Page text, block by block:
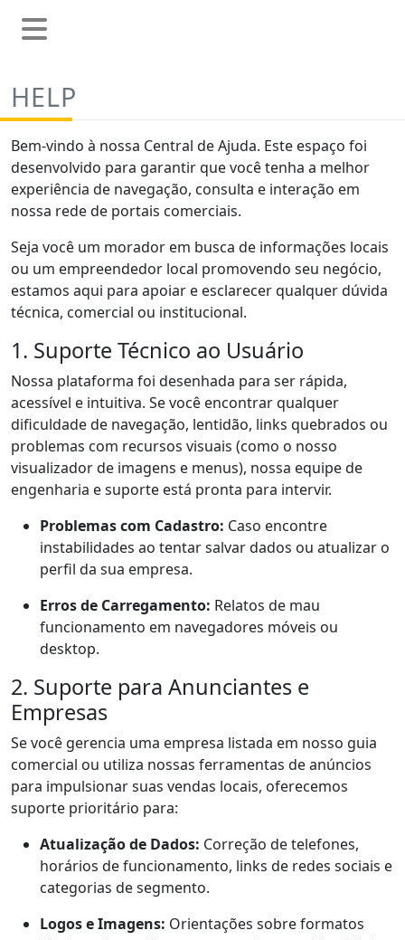
HELP
Bem-vindo à nossa Central de Ajuda. Este espaço foi
desenvolvido para garantir que você tenha a melhor
experiência de navegação, consulta e interação em
nossa rede de portais comerciais.
Seja você um morador em busca de informações locais
ou um empreendedor local promovendo seu negócio,
estamos aqui para apoiar e esclarecer qualquer dúvida
técnica, comercial ou institucional.
1. Suporte Técnico ao Usuário
Nossa plataforma foi desenhada para ser rápida,
acessível e intuitiva. Se você encontrar qualquer
dificuldade de navegação, lentidão, links quebrados ou
problemas com recursos visuais (como o nosso
visualizador de imagens e menus), nossa equipe de
engenharia e suporte está pronta para intervir.
Problemas com Cadastro: Caso encontre
instabilidades ao tentar salvar dados ou atualizar o
perfil da sua empresa.
Erros de Carregamento: Relatos de mau
funcionamento em navegadores móveis ou
desktop.
2. Suporte para Anunciantes e
Empresas
Se você gerencia uma empresa listada em nosso guia
comercial ou utiliza nossas ferramentas de anúncios
para impulsionar suas vendas locais, oferecemos
suporte prioritário para:
Atualização de Dados: Correção de telefones,
horários de funcionamento, links de redes sociais e
categorias de segmento.
Logos e Imagens: Orientações sobre formatos